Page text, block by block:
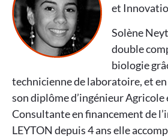
et
Solène
double
biologie
technicienne de laboratoire, et
son diplôme d’ingénieur
Consultante en financement de
LEYTON depuis 4 ans elle